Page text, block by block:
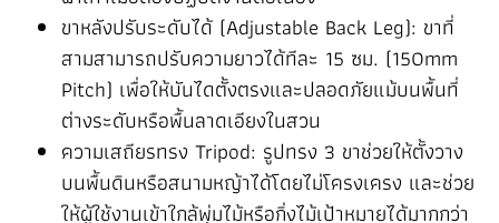
ขาหลังปรับระดับได้ (Adjustable Back Leg): ขาที่
สามสามารถปรับความยาวได้ทีละ 15 ซม. (150mm
Pitch) เพื่อให้บันไดตั้งตรงและปลอดภัยแม้บนพื้นที่
ต่างระดับหรือพื้นลาดเอียงในสวน
ความเสถียรทรง Tripod: รูปทรง 3 ขาช่วยให้ตั้งวาง
บนพื้นดินหรือสนามหญ้าได้โดยไม่โครงเครง และช่วย
ให้ผู้ใช้งานเข้าใกล้พุ่มไม้หรือกิ่งไม้เป้าหมายได้มากกว่า